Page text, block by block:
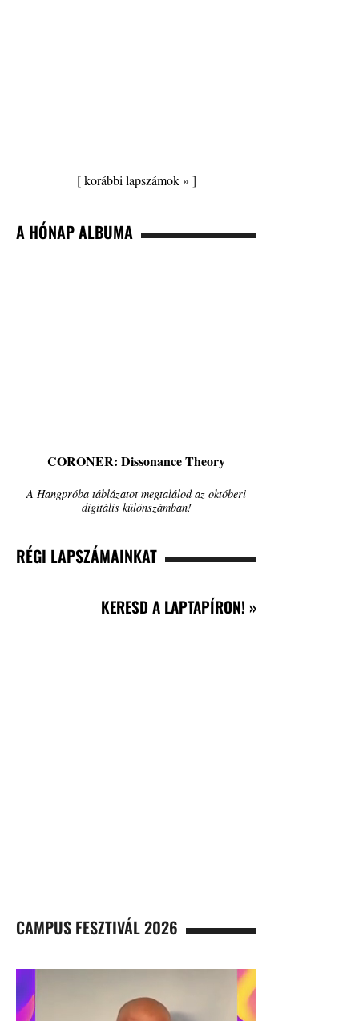
[korábbi lapszámok » ]
A HÓNAP ALBUMA
CORONER: Dissonance Theory
A Hangpróba táblázatot megtalálod az októberi
digitális különszámban!
RÉGI LAPSZÁMAINKAT
KERESD A LAPTAPÍRON! »
CAMPUS FESZTIVÁL 2026